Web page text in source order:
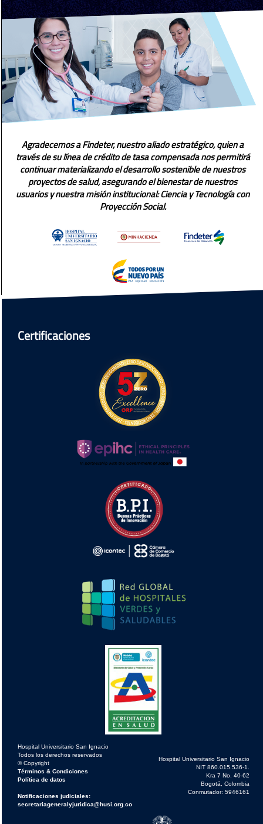
Agradecemos a Findeter, nuestro aliado estratégico, quien a
través de su línea de crédito de tasa compensada nos permitirá
continuar materializando el desarrollo sostenible de nuestros
proyectos de salud, asegurando el bienestar de nuestros
usuarios y nuestra misión institucional: Ciencia y Tecnología con
Proyección Social.
Certificaciones
Hospital Universitario San Ignacio
Todos los derechos reservados
© Copyright
Términos & Condiciones
Política de datos
Notificaciones judiciales:
secretariageneralyjuridica@husi.org.co
Hospital Universitario San Ignacio
NIT 860.015.536-1.
Kra 7 No. 40-62
Bogotá, Colombia
Conmutador: 5946161